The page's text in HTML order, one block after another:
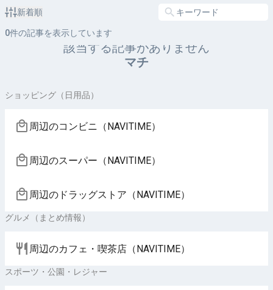
新着順
0件の記事を表示しています
該当する記事がありません
マチ
ショッピング（日用品）
周辺のコンビニ（NAVITIME）
周辺のスーパー（NAVITIME）
周辺のドラッグストア（NAVITIME）
グルメ（まとめ情報）
周辺のカフェ・喫茶店（NAVITIME）
スポーツ・公園・レジャー